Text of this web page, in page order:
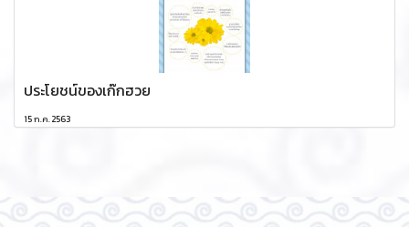
ประโยชน์ของเก๊กฮวย
15 ก.ค. 2563